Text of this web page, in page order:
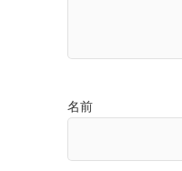
名前